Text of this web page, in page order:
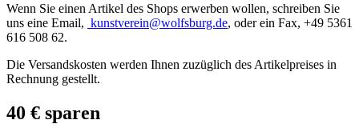
Wenn Sie einen Artikel des Shops erwerben wollen, schreiben Sie
uns eine Email, kunstverein@wolfsburg.de, oder ein Fax, +49 5361
616 508 62.
Die Versandskosten werden Ihnen zuzüglich des Artikelpreises in
Rechnung gestellt.
40 € sparen